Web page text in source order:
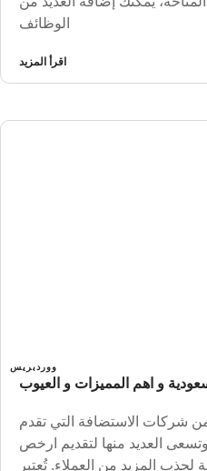
الوظائف
اقرأ المزيد
ووردبريس
و اهم المميزات و العيوب
شركات الاستضافة التي تقدم
العديد منها لتقديم ارخص
لجذب المزيد من العملاء. تُعتبر